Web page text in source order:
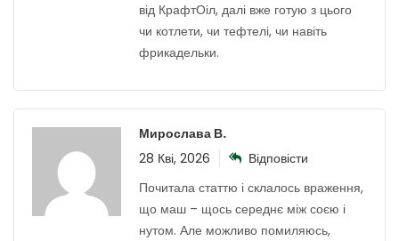
від КрафтОіл, далі вже готую з цього
чи котлети, чи тефтелі, чи навіть
фрикадельки.
Мирослава В.
28 Кві, 2026
Відповісти
Почитала статтю і склалось враження,
що маш – щось середнє між соєю і
нутом. Але можливо помиляюсь,